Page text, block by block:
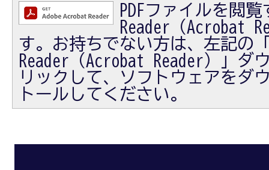
PDFファイルを閲
Reader（Acrobat
す。お持ちでない方は、左記の
Reader（Acrobat Reader）」ダ
リックして、ソフトウェアをダ
トールしてください。